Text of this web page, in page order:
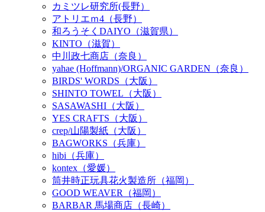
カミツレ研究所(長野）
アトリエｍ4（長野）
和ろうそくDAIYO（滋賀県）
KINTO（滋賀）
中川政七商店（奈良）
yahae (Hoffmann)/ORGANIC GARDEN（奈良）
BIRDS' WORDS（大阪）
SHINTO TOWEL（大阪）
SASAWASHI（大阪）
YES CRAFTS（大阪）
crep/山陽製紙（大阪）
BAGWORKS（兵庫）
hibi（兵庫）
kontex（愛媛）
筒井時正玩具花火製造所（福岡）
GOOD WEAVER（福岡）
BARBAR 馬場商店（長崎）